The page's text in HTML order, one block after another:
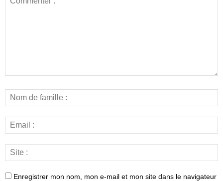
Enregistrer mon nom, mon e-mail et mon site dans le navigateur